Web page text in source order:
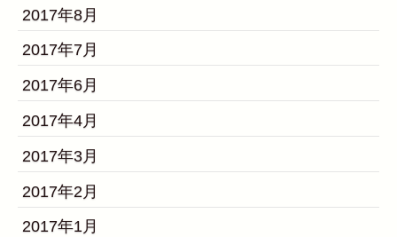
2017年8月
2017年7月
2017年6月
2017年4月
2017年3月
2017年2月
2017年1月